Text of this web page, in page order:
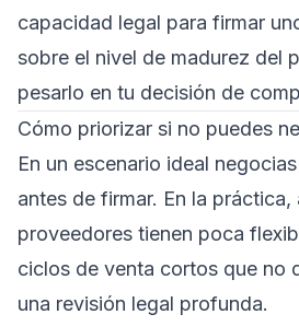
capacidad legal para firmar
sobre el nivel de madurez del
pesarlo en tu decisión de
Cómo priorizar si no puedes
En un escenario ideal
antes de firmar. En la práctica,
proveedores tienen poca
ciclos de venta cortos que no
una revisión legal profunda.